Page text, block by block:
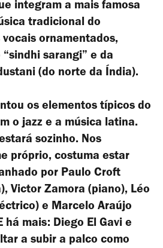
integram a mais famosa
tradicional do
ornamentados,
sarangi” e da
(do norte da Índia).
os elementos típicos do
o jazz e a música latina.
sozinho. Nos
próprio, costuma estar
por Paulo Croft
Victor Zamora (piano), Léo
e Marcelo Araújo
há mais: Diego El Gavi e
a subir a palco como